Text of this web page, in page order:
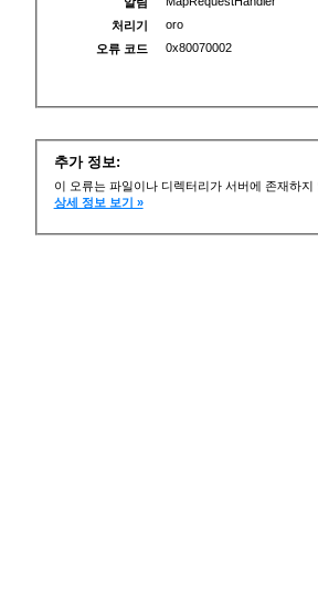
처리기
oro
오류 코드
0x80070002
추가 정보:
이 오류는 파일이나 디렉터리가 서버에 존재하
상세 정보 보기 »